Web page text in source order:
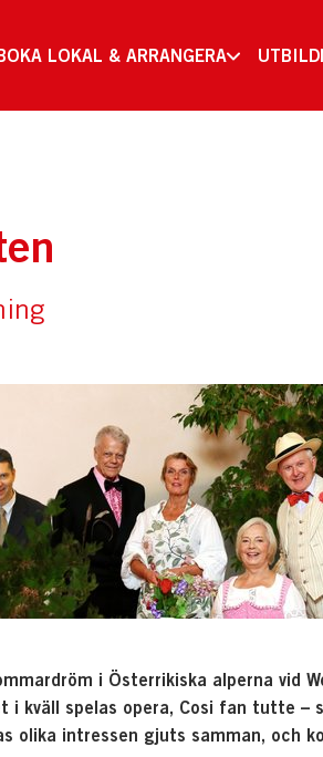
LOKAL & ARRANGERA
i Österrikiska alperna vid
i kväll spelas opera, Cosi fan tutte –
olika intressen gjuts samman, och